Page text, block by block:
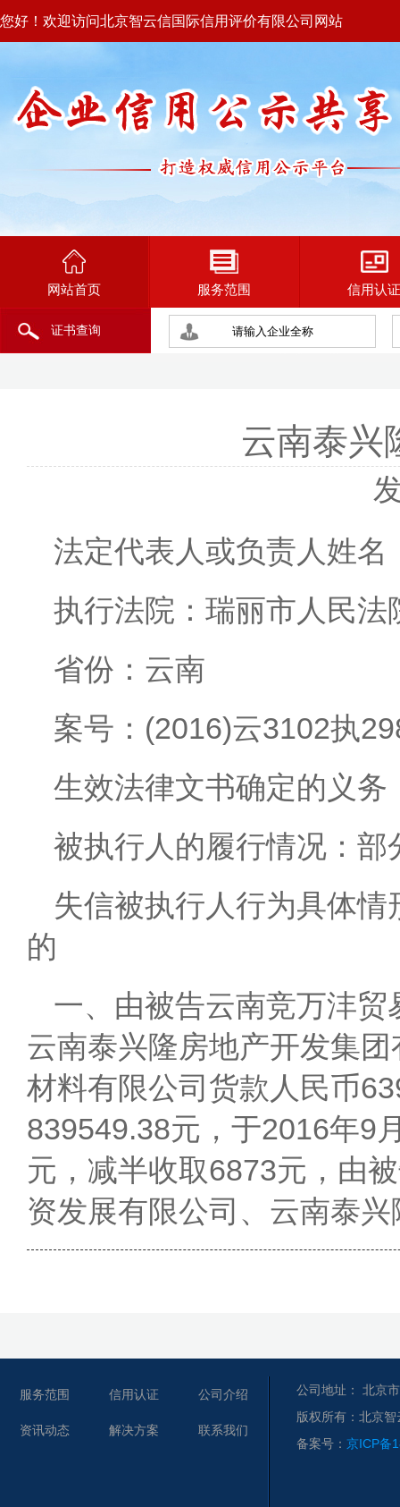
您好！欢迎访问北京智云信国际信用评价有限公司网站
网站首页 服务范围 信用认证
证书查询
云南泰兴
法定代表人或负责人姓名
执行法院：瑞丽市人民法
省份：云南
案号：(2016)云3102执
生效法律文书确定的义
被执行人的履行情况：部
失信被执行人行为具体
的
一、由被告云南竞万沣
云南泰兴隆房地产开发集
材料有限公司货款人民币
839549.38元，于2016年9
元，减半收取6873元，由
资发展有限公司、云南泰
服务范围 信用认证 公司介绍
资讯动态 解决方案 联系我们
公司地址： 北京
版权所有：北京
备案号： 京ICP备